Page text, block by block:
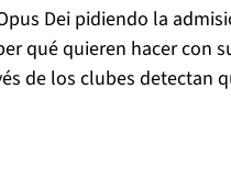
Dei pidiendo la
qué quieren hacer con
de los clubes detectan